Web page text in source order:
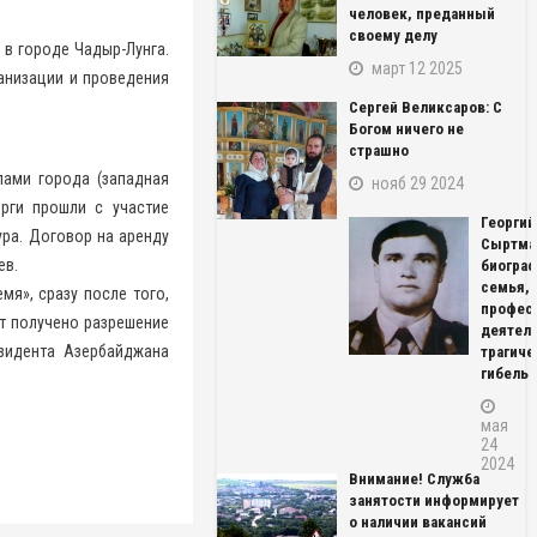
городе Чадыр-Лунга.
и проведения
города (западная
прошли с участие
Договор на аренду
сразу после того,
получено разрешение
Азербайджана
человек, преданный
своему делу
март 12 2025
Сергей Великсаров: С
Богом ничего не
страшно
нояб 29 2024
Георгий
семья,
гибель
мая
24
2024
Внимание! Служба
занятости информирует
о наличии вакансий